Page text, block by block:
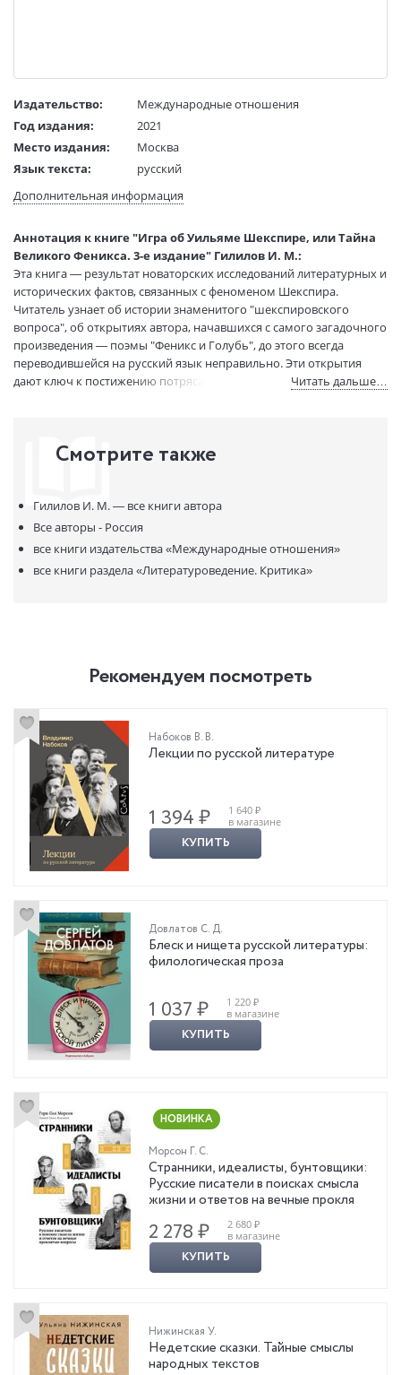
Издательство:
Международные отношения
Год издания:
2021
Место издания:
Москва
Язык текста:
русский
Тип обложки:
Твердый переплет
Размеры в мм
(ДхШхВ):
215x145x36
Вес:
745 гр.
Страниц:
536
Тираж:
500 экз.
Код товара:
659926
Артикул:
03055323
ISBN:
978-5-7133-1430-9
Дополнительная информация
Аннотация к книге "Игра об Уильяме Шекспире, или Тайна
Великого Феникса. 3-е издание" Гилилов И. М.:
Эта книга — результат новаторских исследований литературных и
исторических фактов, связанных с феноменом Шекспира.
Читатель узнает об истории знаменитого "шекспировского
вопроса", об открытиях автора, начавшихся с самого загадочного
произведения — поэмы "Феникс и Голубь", до этого всегда
переводившейся на русский язык неправильно. Эти открытия
дают ключ к постижению потрясающей и прекрасной тайны в
установленных им фактов впервые узнали и западные ученые.
Строгая научность, насыщенность информацией сочетаются в
Читать дальше…
Смотрите также
Гилилов И. М. — все книги автора
Все авторы - Россия
все книги издательства«Международные отношения»
все книги раздела«Литературоведение. Критика»
Рекомендуем посмотреть
Набоков В. В.
Лекции по русской литературе
1 394 ₽
1 640 ₽
в магазине
КУПИТЬ
Довлатов С. Д.
Блеск и нищета русской литературы:
филологическая проза
1 037 ₽
1 220 ₽
в магазине
КУПИТЬ
НОВИНКА
Морсон Г. С.
Странники, идеалисты, бунтовщики:
Русские писатели в поисках смысла
жизни и ответов на вечные прокля
2 278 ₽
2 680 ₽
в магазине
КУПИТЬ
Нижинская У.
Недетские сказки. Тайные смыслы
народных текстов